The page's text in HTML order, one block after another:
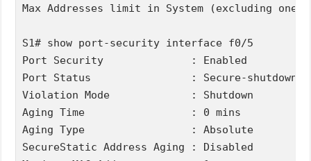
Max Addresses limit in System (excluding
S1# show port-security interface f0/5
Port Security              : Enabled
Port Status                : Secure-shutdown
Violation Mode             : Shutdown
Aging Time                 : 0 mins
Aging Type                 : Absolute
SecureStatic Address Aging : Disabled